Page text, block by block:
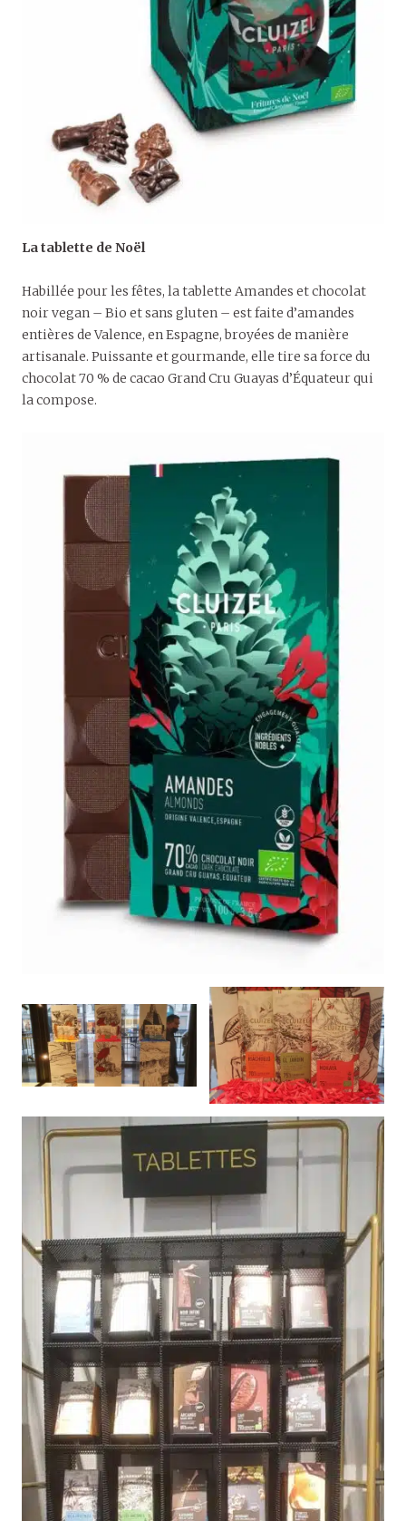
La tablette de Noël
Habillée pour les fêtes, la tablette Amandes et chocolat
noir vegan – Bio et sans gluten – est faite d’amandes
entières de Valence, en Espagne, broyées de manière
artisanale. Puissante et gourmande, elle tire sa force du
chocolat 70 % de cacao Grand Cru Guayas d’Équateur qui
la compose.